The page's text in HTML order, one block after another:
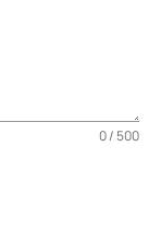
0 / 500